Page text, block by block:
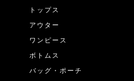
トップス
アウター
ワンピース
ボトムス
バッグ・ポーチ